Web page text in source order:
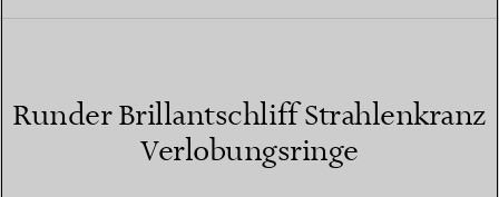
Runder Brillantschliff Strahlenkranz
Verlobungsringe